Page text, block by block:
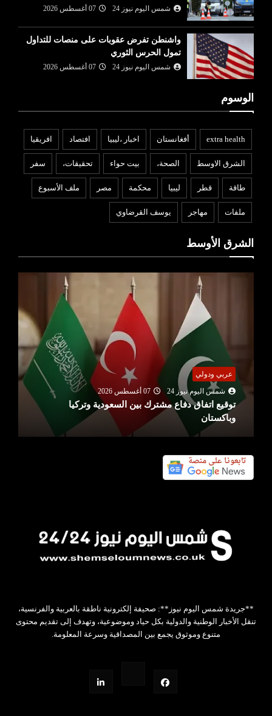
شمس اليوم نيوز 24 07 أغسطس 2026
واشنطن تفرض عقوبات على منصات للتداول
تمول الحرس الثوري
شمس اليوم نيوز 24 07 أغسطس 2026
الوسوم
extra health أفغانستان اخبار ،ليبيا افتصاد افريقيا
الشرق الاوسط الصحة، بيت حواء تحقيقات، سفر
طاقة قطر ليبيا محكمة مصر ملف الأسبوع
ملفات مهاجر يوسف القرضاوي
الشرق الأوسط
عربي ودولي
شمس اليوم نيوز 24
07 أغسطس 2026
توقيع اتفاق دفاع مشترك بين السعودية وتركيا
وباكستان
**جريدة شمس اليوم نيوز**: صحيفة إلكترونية ناطقة بالعربية والفرنسية،
تنقل الأخبار الوطنية والدولية بكل حياد وموضوعية، وتهدف إلى تقديم محتوى
متنوع وموثوق يجمع بين المصداقية وسرعة المعلومة.